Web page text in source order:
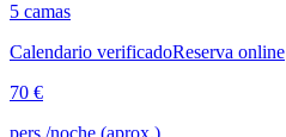
5 camas
Calendario verificadoReserva online
70 €
pers./noche (aprox.)